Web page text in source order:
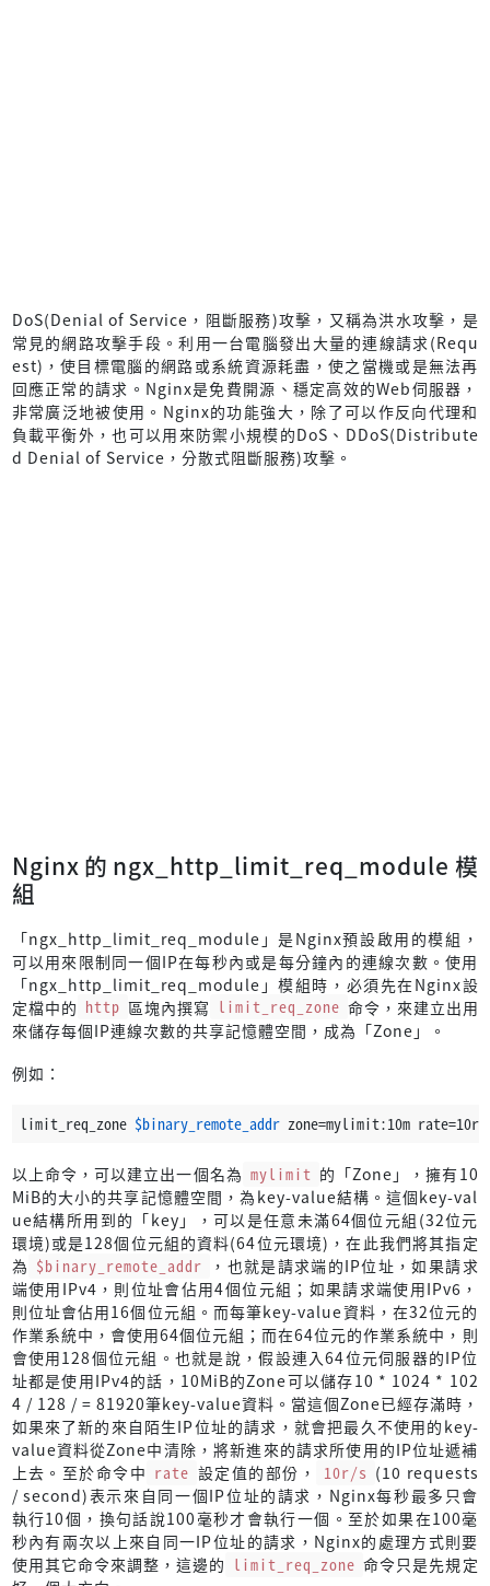
DoS(Denial of Service，阻斷服務)攻擊，又稱為洪水攻擊，是
常見的網路攻擊手段。利用一台電腦發出大量的連線請求(Requ
est)，使目標電腦的網路或系統資源耗盡，使之當機或是無法再
回應正常的請求。Nginx是免費開源、穩定高效的Web伺服器，
非常廣泛地被使用。Nginx的功能強大，除了可以作反向代理和
負載平衡外，也可以用來防禦小規模的DoS、DDoS(Distribute
d Denial of Service，分散式阻斷服務)攻擊。
Nginx的ngx_http_limit_req_module模
組
「ngx_http_limit_req_module」是Nginx預設啟用的模組，
可以用來限制同一個IP在每秒內或是每分鐘內的連線次數。使用
「ngx_http_limit_req_module」模組時，必須先在Nginx設
定檔中的 http 區塊內撰寫 limit_req_zone 命令，來建立出用
來儲存每個IP連線次數的共享記憶體空間，成為「Zone」。
例如：
limit_req_zone $binary_remote_addr zone=mylimit:10m
以上命令，可以建立出一個名為 mylimit 的「Zone」，擁有10
MiB的大小的共享記憶體空間，為key-value結構。這個key-val
ue結構所用到的「key」，可以是任意未滿64個位元組(32位元
環境)或是128個位元組的資料(64位元環境)，在此我們將其指定
為 $binary_remote_addr
，也就是請求端的IP位址，如果請求
端使用IPv4，則位址會佔用4個位元組；如果請求端使用IPv6，
則位址會佔用16個位元組。而每筆key-value資料，在32位元的
作業系統中，會使用64個位元組；而在64位元的作業系統中，則
會使用128個位元組。也就是說，假設連入64位元伺服器的IP位
址都是使用IPv4的話，10MiB的Zone可以儲存10 * 1024 * 102
4 / 128 / = 81920筆key-value資料。當這個Zone已經存滿時，
如果來了新的來自陌生IP位址的請求，就會把最久不使用的key-
value資料從Zone中清除，將新進來的請求所使用的IP位址遞補
上去。至於命令中 rate 設定值的部份， 10r/s (10 requests
/ second)表示來自同一個IP位址的請求，Nginx每秒最多只會
執行10個，換句話說100毫秒才會執行一個。至於如果在100毫
秒內有兩次以上來自同一IP位址的請求，Nginx的處理方式則要
使用其它命令來調整，這邊的 limit_req_zone 命令只是先規定